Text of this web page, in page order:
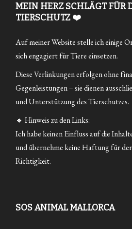
MEIN HERZ SCHLÄGT FÜR
TIERSCHUTZ ❤️
Auf meiner Website stelle ich einige
sich engagiert für Tiere einsetzen.
Diese Verlinkungen erfolgen ohne
Gegenleistungen – sie dienen
und Unterstützung des Tierschutzes.
🔹 Hinweis zu den Links:
Ich habe keinen Einfluss auf die
und übernehme keine Haftung für
Richtigkeit.
SOS ANIMAL MALLORCA